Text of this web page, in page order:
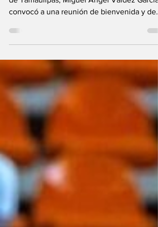
6 de agosto 2026. El Secretario de
de Tamaulipas, Miguel Ángel Valdez García,
convocó a una reunión de bienvenida y de
encuentro, celebrado en las instalaciones
la SET de Ciudad Victoria, se dieron cita las
los subsecretarios acompañados por las y
directores de sus respectivas áreas, para
retomar y trabajar las prioridades y
Educa’, estrate